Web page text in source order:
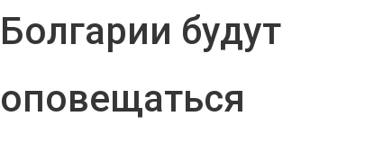
Болгарии будут
оповещаться